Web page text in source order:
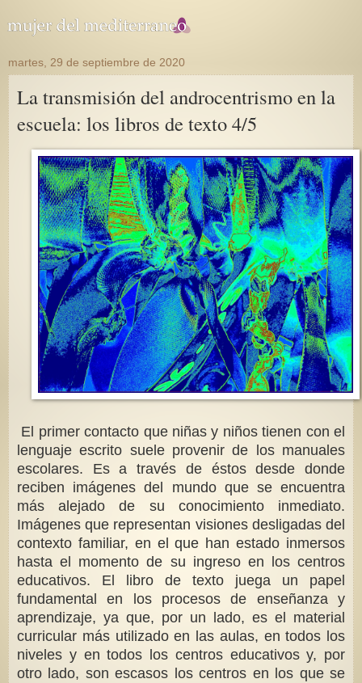
martes, 29 de septiembre de 2020
La transmisión del androcentrismo en la
escuela: los libros de texto 4/5
El primer contacto que niñas y niños tienen con el
lenguaje escrito suele provenir de los manuales
escolares. Es a través de éstos desde donde
reciben imágenes del mundo que se encuentra
más alejado de su conocimiento inmediato.
Imágenes que representan visiones desligadas del
contexto familiar, en el que han estado inmersos
hasta el momento de su ingreso en los centros
educativos. El libro de texto juega un papel
fundamental en los procesos de enseñanza y
aprendizaje, ya que, por un lado, es el material
curricular más utilizado en las aulas, en todos los
niveles y en todos los centros educativos y, por
otro lado, son escasos los centros en los que se